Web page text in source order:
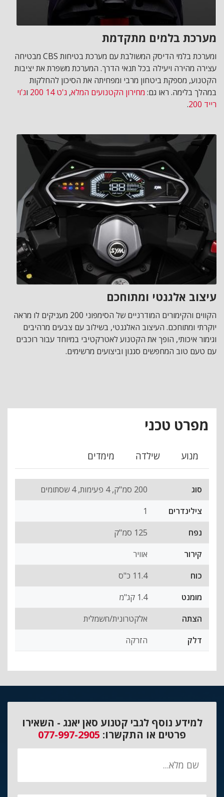
מערכת בלמים מתקדמת
ומערכת בלמי הדיסק המשולבת עם מערכת בטיחות CBS מבטיחה
עצירה מהירה ויעילה בכל תנאי הדרך. המערכת משפרת את יציבות
הקטנוע, מספקת ביטחון מרבי ומפחיתה את הסיכון להחלקות
במהלך בלימה. ראו גם: מחירון הקטנועים המלא, ג'ט 14 200 וג'וי
רייד 200
.
עיצוב אלגנטי ומתוחכם
הקווים והקימורים המודרניים של הסימפוני 200 מעניקים לו מראה
יוקרתי ומתוחכם. העיצוב האלגנטי, בשילוב עם צבעים מרהיבים
וגימור איכותי, הופך את הקטנוע לאטרקטיבי במיוחד עבור רוכבים
עם טעם טוב המחפשים סגנון וביצועים מרשימים.
מפרט טכני
מנוע שילדה מימדים
סוג
200 סמ"ק, 4 פעימות, 4 שסתומים
צילינדרים
1
נפח
125 סמ"ק
קירור
אוויר
כוח
11.4 כ"ס
מומנט
1.4 קג"מ
הצתה
אלקטרונית/חשמלית
דלק
הזרקה
למידע נוסף לגבי קטנוע סאן יאנג - השאירו
פרטים או התקשרו: 077-997-2905